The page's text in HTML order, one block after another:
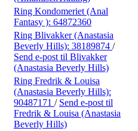
Ring Kondomeriet (Anal
Fantasy ): 64872360
Ring Blivakker (Anastasia
Beverly Hills): 38189874 /
Send e-post til Blivakker
(Anastasia Beverly Hills)
Ring Fredrik & Louisa
(Anastasia Beverly Hills):
90487171 / Send e-post til
Fredrik & Louisa (Anastasia
Beverly Hills)